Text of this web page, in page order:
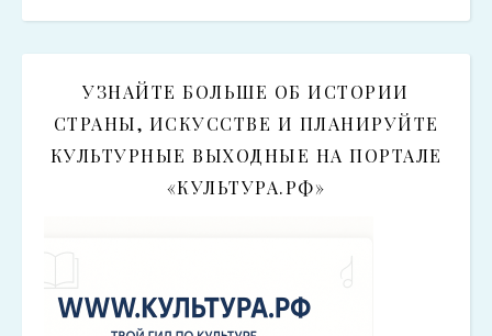
УЗНАЙТЕ БОЛЬШЕ ОБ ИСТОРИИ
СТРАНЫ, ИСКУССТВЕ И ПЛАНИРУЙТЕ
КУЛЬТУРНЫЕ ВЫХОДНЫЕ НА ПОРТАЛЕ
«КУЛЬТУРА.РФ»